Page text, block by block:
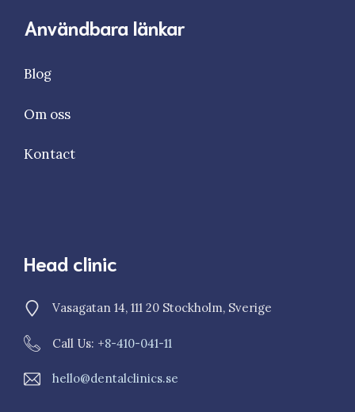
Användbara länkar
Blog
Om oss
Kontact
Head clinic
Vasagatan 14, 111 20 Stockholm, Sverige
Call Us: +8-410-041-11
hello@dentalclinics.se